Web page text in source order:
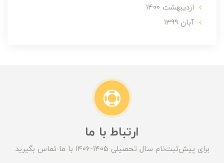
ارديبهشت 1400
آبان 1399
ارتباط با ما
برای پیش‌ثبت‌نام سال تحصیلی ۱۴۰۵-۱۴۰۶ با ما تماس بگیرید